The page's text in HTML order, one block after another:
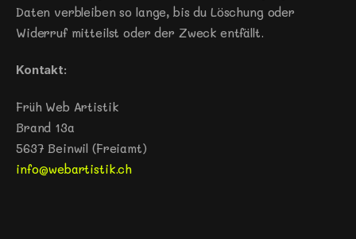
Daten verbleiben so lange, bis du Löschung oder
Widerruf mitteilst oder der Zweck entfällt.
Kontakt:
Früh Web Artistik
Brand 13a
5637 Beinwil (Freiamt)
info@webartistik.ch